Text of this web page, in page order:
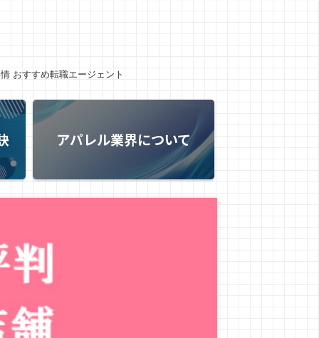
おすすめ転職エージェント
アパレル業界について